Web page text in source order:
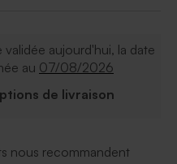
aujourd'hui, la date
au 07/08/2026
de livraison
nous recommandent